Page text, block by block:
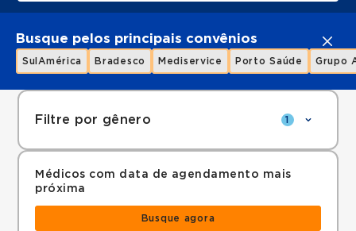
Busque pelos principais convênios
SulAmérica Bradesco Mediservice Porto Saúde Grupo
Filtre por gênero 1
Médicos com data de agendamento mais
próxima
Busque agora